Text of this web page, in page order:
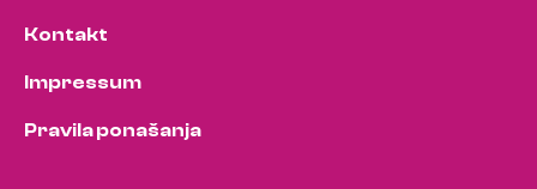
Kontakt
Impressum
Pravila ponašanja